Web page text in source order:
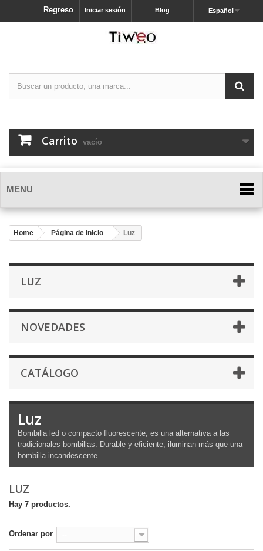
Español
Blog
Iniciar sesión
Regreso
Carrito vacío
MENU
Home Página de inicio Luz
LUZ
NOVEDADES
CATÁLOGO
Luz
Bombilla led o compacto fluorescente, es una alternativa a las
tradicionales bombillas. Durable y eficiente, iluminan más que una
bombilla incandescente
LUZ
Hay 7 productos.
Ordenar por --